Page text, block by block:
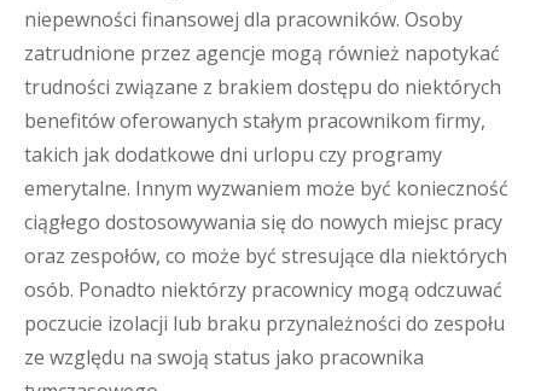
niepewności finansowej dla pracowników. Osoby
zatrudnione przez agencje mogą również napotykać
trudności związane z brakiem dostępu do niektórych
benefitów oferowanych stałym pracownikom firmy,
takich jak dodatkowe dni urlopu czy programy
emerytalne. Innym wyzwaniem może być konieczność
ciągłego dostosowywania się do nowych miejsc pracy
oraz zespołów, co może być stresujące dla niektórych
osób. Ponadto niektórzy pracownicy mogą odczuwać
poczucie izolacji lub braku przynależności do zespołu
ze względu na swoją status jako pracownika